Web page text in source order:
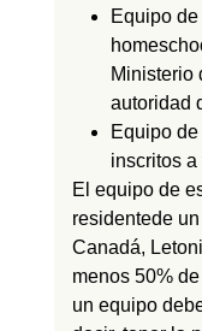
Equipo
Ministerio
autoridad
Equipo
inscritos
El equipo de
residentede un
Canadá,
menos 50%
un equipo